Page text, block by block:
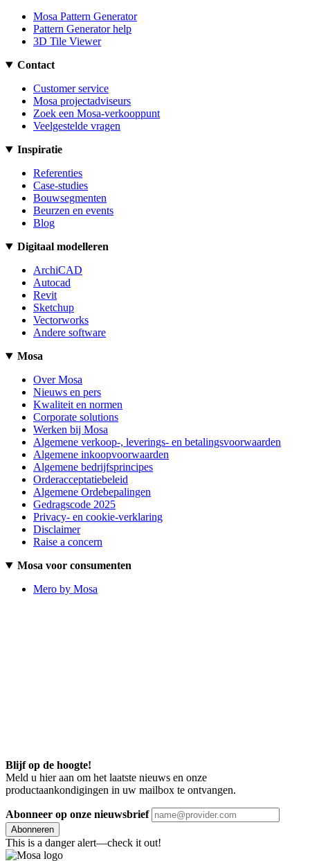
Mosa Pattern Generator
Pattern Generator help
3D Tile Viewer
Contact
Customer service
Mosa projectadviseurs
Zoek een Mosa-verkooppunt
Veelgestelde vragen
Inspiratie
Referenties
Case-studies
Bouwsegmenten
Beurzen en events
Blog
Digitaal modelleren
ArchiCAD
Autocad
Revit
Sketchup
Vectorworks
Andere software
Mosa
Over Mosa
Nieuws en pers
Kwaliteit en normen
Corporate solutions
Werken bij Mosa
Algemene verkoop-, leverings- en betalingsvoorwaarden
Algemene inkoopvoorwaarden
Algemene bedrijfsprincipes
Orderacceptatiebeleid
Algemene Ordebepalingen
Gedragscode 2025
Privacy- en cookie-verklaring
Disclaimer
Raise a concern
Mosa voor consumenten
Mero by Mosa
Blijf op de hoogte!
Meld u hier aan om het laatste nieuws en onze
productaankondigingen in uw mailbox te ontvangen.
Abonneer op onze nieuwsbrief
Abonneren
This is a danger alert—check it out!